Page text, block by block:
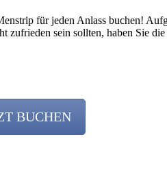
für jeden Anlass buchen!
sein sollten, haben Sie
BUCHEN